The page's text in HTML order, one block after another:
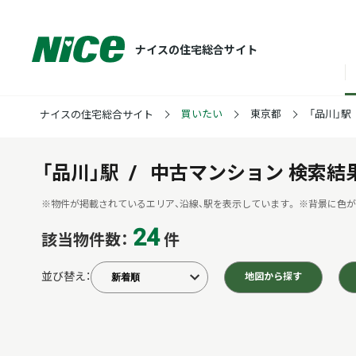
ナイスの住宅総合サイト
ナイスの住宅総合サイト 買いたい 東京都 「品川」駅
「品川」駅 中古マンション 検索結
※物件が掲載されているエリア、沿線、駅を表示しています。 ※背景に色が
該当物件数： 24 件
並び替え： 地図から探す